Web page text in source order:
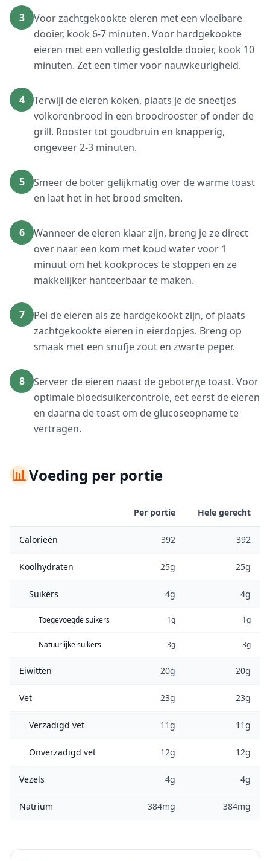
3
Voor zachtgekookte eieren met een vloeibare
dooier, kook 6-7 minuten. Voor hardgekookte
eieren met een volledig gestolde dooier, kook 10
minuten. Zet een timer voor nauwkeurigheid.
4
Terwijl de eieren koken, plaats je de sneetjes
volkorenbrood in een broodrooster of onder de
grill. Rooster tot goudbruin en knapperig,
ongeveer 2-3 minuten.
5
Smeer de boter gelijkmatig over de warme toast
en laat het in het brood smelten.
6
Wanneer de eieren klaar zijn, breng je ze direct
over naar een kom met koud water voor 1
minuut om het kookproces te stoppen en ze
makkelijker hanteerbaar te maken.
7
Pel de eieren als ze hardgekookt zijn, of plaats
zachtgekookte eieren in eierdopjes. Breng op
smaak met een snufje zout en zwarte peper.
8
Serveer de eieren naast de geboterде toast. Voor
optimale bloedsuikercontrole, eet eerst de eieren
en daarna de toast om de glucoseopname te
vertragen.
📊Voeding per portie
Per portie Hele gerecht
Calorieën 392 392
Koolhydraten 25g 25g
Suikers 4g 4g
Toegevoegde suikers 1g 1g
Natuurlijke suikers 3g 3g
Eiwitten 20g 20g
Vet 23g 23g
Verzadigd vet 11g 11g
Onverzadigd vet 12g 12g
Vezels 4g 4g
Natrium 384mg 384mg